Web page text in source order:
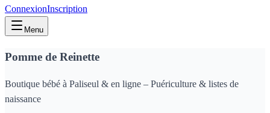
ConnexionInscription
Menu
Pomme de Reinette
Boutique bébé à Paliseul & en ligne – Puériculture & listes de
naissance